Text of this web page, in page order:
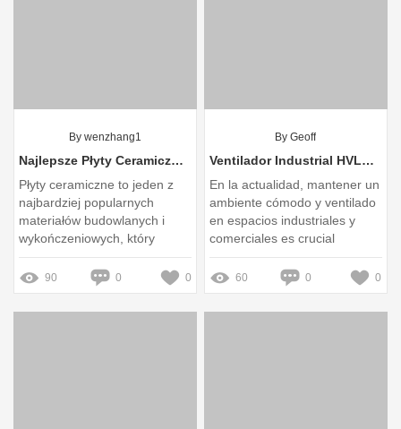
By wenzhang1
Najlepsze Płyty Ceramiczne: Wybór, Ceny i Porady na 2025 Rok
Płyty ceramiczne to jeden z
najbardziej popularnych
materiałów budowlanych i
wykończeniowych, który
cieszy się uznaniem zarówno
w domach prywatnych, jak i w
obiektach użyteczności
publicznej
90 0 0
By Geoff
Ventilador Industrial HVLS: Innovación y Eficiencia para Espacios Amplios
En la actualidad, mantener un
ambiente cómodo y ventilado
en espacios industriales y
comerciales es crucial
60 0 0